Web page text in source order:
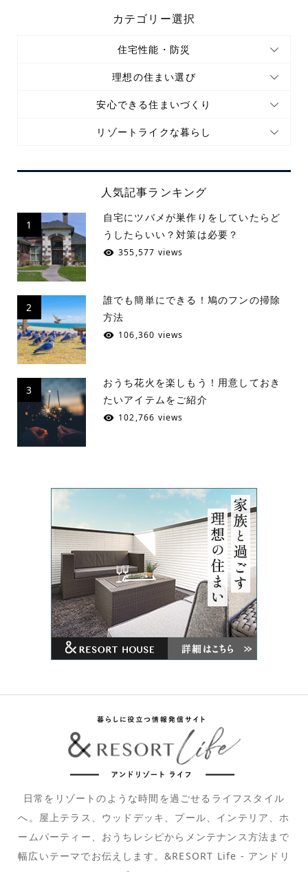
カテゴリー選択
住宅性能・防災
理想の住まい選び
安心できる住まいづくり
リゾートライクな暮らし
人気記事ランキング
1
自宅にツバメが巣作りをしていたらど
うしたらいい？対策は必要？
355,577 views
2
誰でも簡単にできる！鳩のフンの掃除
方法
106,360 views
3
おうち花火を楽しもう！用意しておき
たいアイテムをご紹介
102,766 views
日常をリゾートのような時間を過ごせるライフスタイル
へ。屋上テラス、ウッドデッキ、プール、インテリア、ホ
ームパーティー、おうちレシピからメンテナンス方法まで
幅広いテーマでお伝えします。&RESORT Life - アンドリ